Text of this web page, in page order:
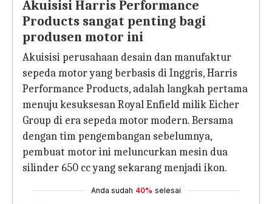
Akuisisi Harris Performance
Products sangat penting bagi
produsen motor ini
Akuisisi perusahaan desain dan manufaktur
sepeda motor yang berbasis di Inggris, Harris
Performance Products, adalah langkah pertama
menuju kesuksesan Royal Enfield milik Eicher
Group di era sepeda motor modern. Bersama
dengan tim pengembangan sebelumnya,
pembuat motor ini meluncurkan mesin dua
silinder 650 cc yang sekarang menjadi ikon.
Anda sudah 40% selesai